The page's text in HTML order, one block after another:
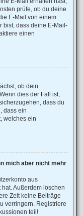
prüfe, ob du deine
E-Mail von einem
bist, dass deine E-Mail-
einen
ob dein
dies der Fall ist,
dass du
dass ein
welches ein
mich aber nicht mehr
aus
Außerdem löschen
Zeit keine Beiträge
verringern. Registriere
teil!